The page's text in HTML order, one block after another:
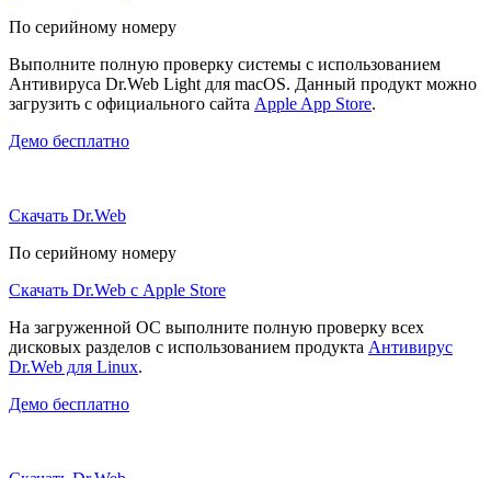
По серийному номеру
Выполните полную проверку системы с использованием
Антивируса Dr.Web Light для macOS. Данный продукт можно
загрузить с официального сайта Apple App Store.
Демо бесплатно
Скачать Dr.Web
По серийному номеру
Скачать Dr.Web с Apple Store
На загруженной ОС выполните полную проверку всех
дисковых разделов с использованием продукта Антивирус
Dr.Web для Linux.
Демо бесплатно